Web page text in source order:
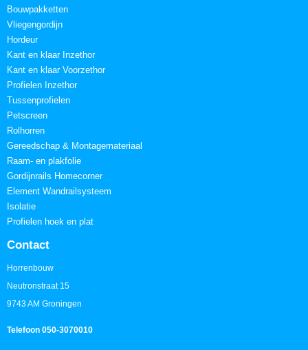
Bouwpakketten
Vliegengordijn
Hordeur
Kant en klaar Inzethor
Kant en klaar Voorzethor
Profielen Inzethor
Tussenprofielen
Petscreen
Rolhorren
Gereedschap & Montagemateriaal
Raam- en plakfolie
Gordijnrails Homecorner
Element Wandrailsysteem
Isolatie
Profielen hoek en plat
Contact
Horrenbouw
Neutronstraat 15
9743 AM Groningen
Telefoon 050-3070010